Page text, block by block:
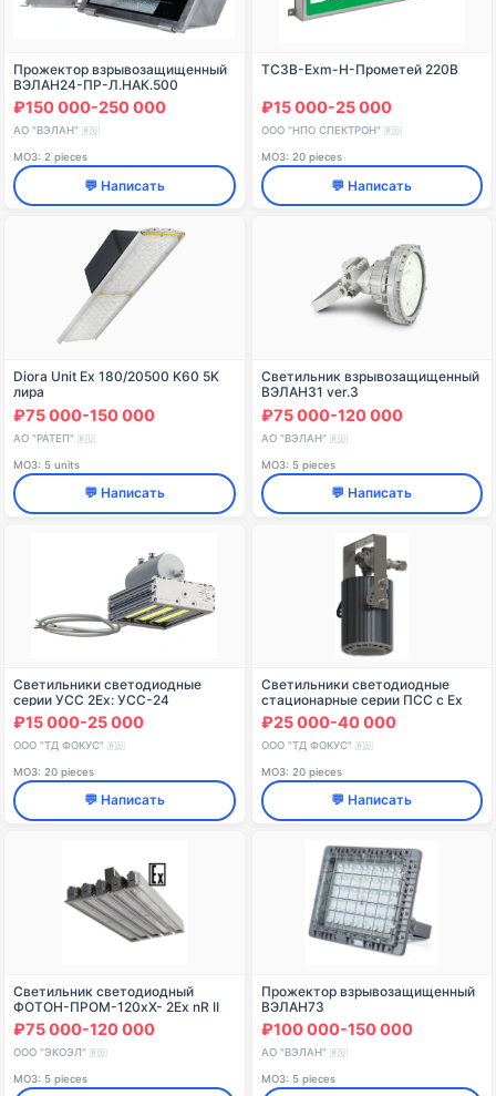
Прожектор взрывозащищенный
ВЭЛАН24-ПР-Л.НАК.500
₽150 000-250 000
АО "ВЭЛАН" 🇷🇺
МОЗ: 2 pieces
💬 Написать
ТСЗВ-Exm-Н-Прометей 220В
₽15 000-25 000
ООО "НПО СПЕКТРОН" 🇷🇺
МОЗ: 20 pieces
💬 Написать
Diora Unit Ex 180/20500 K60 5K
лира
₽75 000-150 000
АО "РАТЕП" 🇷🇺
МОЗ: 5 units
💬 Написать
Светильник взрывозащищенный
ВЭЛАН31 ver.3
₽75 000-120 000
АО "ВЭЛАН" 🇷🇺
МОЗ: 5 pieces
💬 Написать
Светильники светодиодные
серии УСС 2Ex: УСС-24
Магистраль 2Ех
₽15 000-25 000
ООО "ТД ФОКУС" 🇷🇺
МОЗ: 20 pieces
💬 Написать
Светильники светодиодные
стационарные серии ПСС с Ex
маркировкой ПСС-70 1Ex
₽25 000-40 000
ООО "ТД ФОКУС" 🇷🇺
МОЗ: 20 pieces
💬 Написать
Светильник светодиодный
ФОТОН-ПРОМ-120хХ- 2Ex nR II
T6 Gb / Ex tc IIIC T67C Dc Х
₽75 000-120 000
ООО "ЭКОЭЛ" 🇷🇺
МОЗ: 5 pieces
Прожектор взрывозащищенный
ВЭЛАН73
₽100 000-150 000
АО "ВЭЛАН" 🇷🇺
МОЗ: 5 pieces